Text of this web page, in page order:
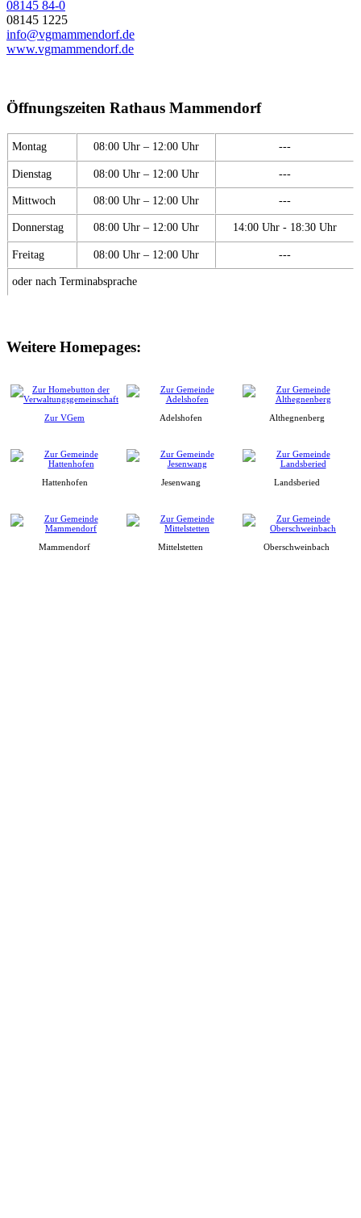
08145 84-0
08145 1225
info@vgmammendorf.de
www.vgmammendorf.de
Öffnungszeiten Rathaus Mammendorf
Montag 08:00 Uhr – 12:00 Uhr ---
Dienstag 08:00 Uhr – 12:00 Uhr ---
Mittwoch 08:00 Uhr – 12:00 Uhr ---
Donnerstag 08:00 Uhr – 12:00 Uhr 14:00 Uhr - 18:30 Uhr
Freitag 08:00 Uhr – 12:00 Uhr ---
oder nach Terminabsprache
Weitere Homepages:
Zur VGem Adelshofen Althegnenberg
Hattenhofen Jesenwang Landsberied
Mammendorf Mittelstetten Oberschweinbach